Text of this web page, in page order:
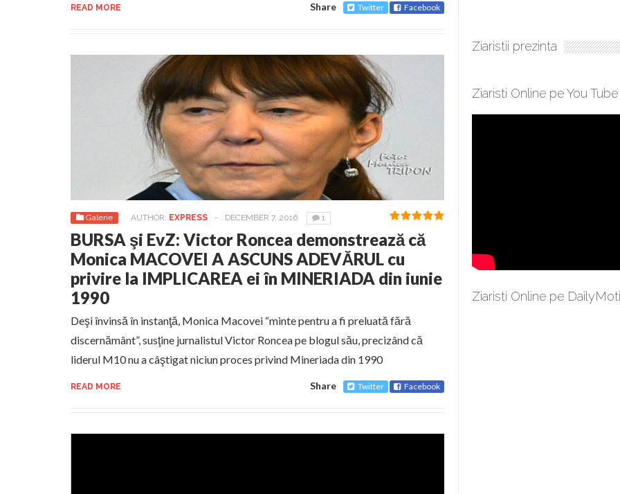
READ MORE Share Twitter Facebook
Galerie AUTHOR: EXPRESS - DECEMBER 7, 2016 1
BURSA şi EvZ: Victor Roncea demonstrează că
Monica MACOVEI A ASCUNS ADEVĂRUL cu
privire la IMPLICAREA ei în MINERIADA din iunie
1990
Deşi învinsă în instanţă, Monica Macovei “minte pentru a fi preluată fără
discernământ”, susţine jurnalistul Victor Roncea pe blogul său, precizând că
liderul M10 nu a câştigat niciun proces privind Mineriada din 1990
READ MORE Share Twitter Facebook
Ziaristii prezinta
Ziaristi Online pe You Tube
Ziaristi Online pe